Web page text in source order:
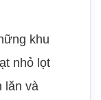
khu
nhỏ lọt
lăn và